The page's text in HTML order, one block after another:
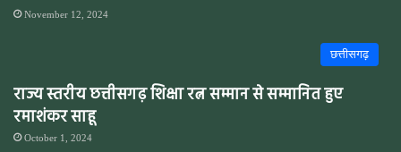
November 12, 2024
छत्तीसगढ़
राज्य स्तरीय छत्तीसगढ़ शिक्षा रत्न सम्मान से सम्मानित हुए
रमाशंकर साहू
October 1, 2024